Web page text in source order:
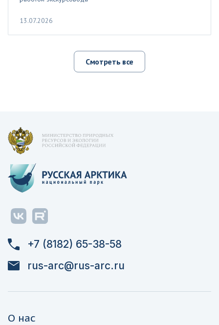
13.07.2026
Смотреть все
+7 (8182) 65-38-58
rus-arc@rus-arc.ru
О нас